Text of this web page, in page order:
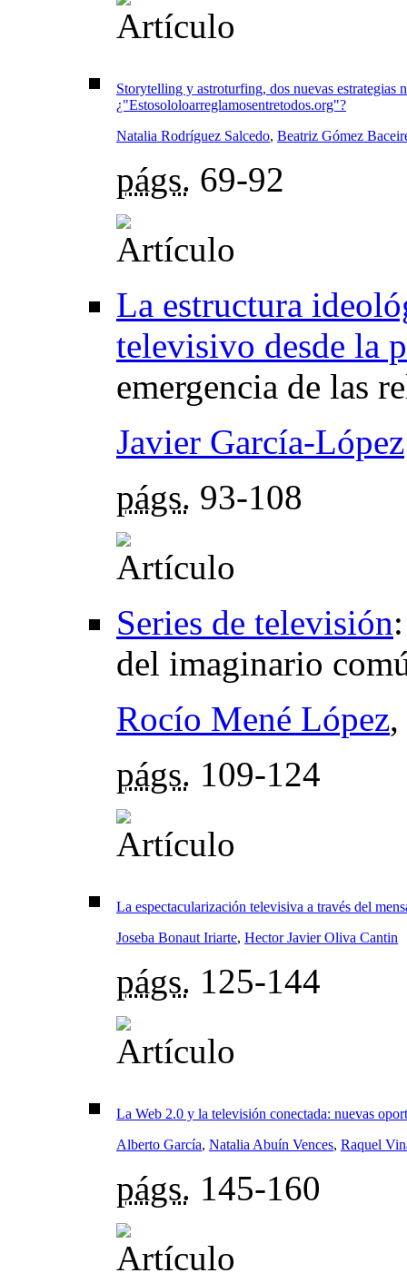
Storytelling y astroturfing, dos nuevas estrategias
¿"Estosololoarreglamosentretodos.org"?
Natalia Rodríguez Salcedo, Beatriz Gómez
págs. 69-92
La estructura
televisivo desde la
emergencia de las
Javier García-López
págs. 93-108
Series de televisión
del imaginario
Rocío Mené López,
págs. 109-124
La espectacularización televisiva a través del
Joseba Bonaut Iriarte, Hector Javier Oliva Cantin
págs. 125-144
La Web 2.0 y la televisión conectada: nuevas
Alberto García, Natalia Abuín Vences, Raquel
págs. 145-160